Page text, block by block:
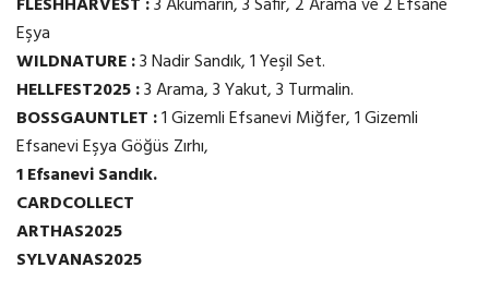
Eşya
WILDNATURE :3 Nadir Sandık, 1 Yeşil Set.
HELLFEST2025 :3 Arama, 3 Yakut, 3 Turmalin.
BOSSGAUNTLET :1 Gizemli Efsanevi Miğfer, 1 Gizemli
Efsanevi Eşya Göğüs Zırhı,
1 Efsanevi Sandık.
CARDCOLLECT
ARTHAS2025
SYLVANAS2025